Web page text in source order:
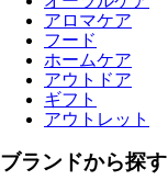
アロマケア
フード
ホームケア
アウトドア
ギフト
アウトレット
ブランドから探す